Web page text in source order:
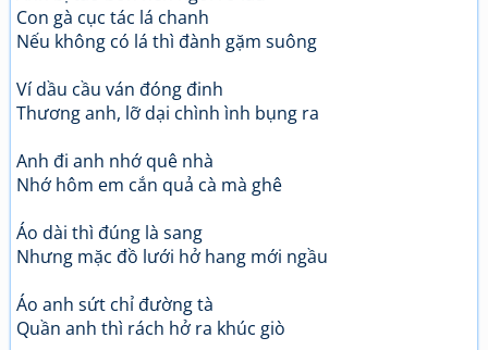
Con gà cục tác lá chanh
Nếu không có lá thì đành gặm suông
Ví dầu cầu ván đóng đinh
Thương anh, lỡ dại chình ình bụng ra
Anh đi anh nhớ quê nhà
Nhớ hôm em cắn quả cà mà ghê
Áo dài thì đúng là sang
Nhưng mặc đồ lưới hở hang mới ngầu
Áo anh sứt chỉ đường tà
Quần anh thì rách hở ra khúc giò